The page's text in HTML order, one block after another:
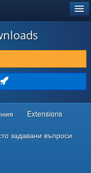
Extensions
задавани въпроси